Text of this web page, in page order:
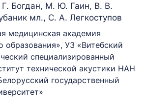
Богдан, М. Ю. Гаин, В. В.
мл., С. А. Легкоступов
медицинская академия
образования», УЗ «Витебский
специализированный
технической акустики НАН
государственный